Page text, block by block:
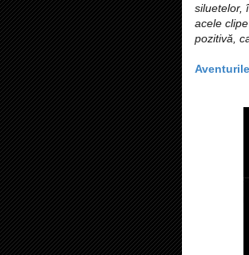
siluetelor,
acele
pozitivă,